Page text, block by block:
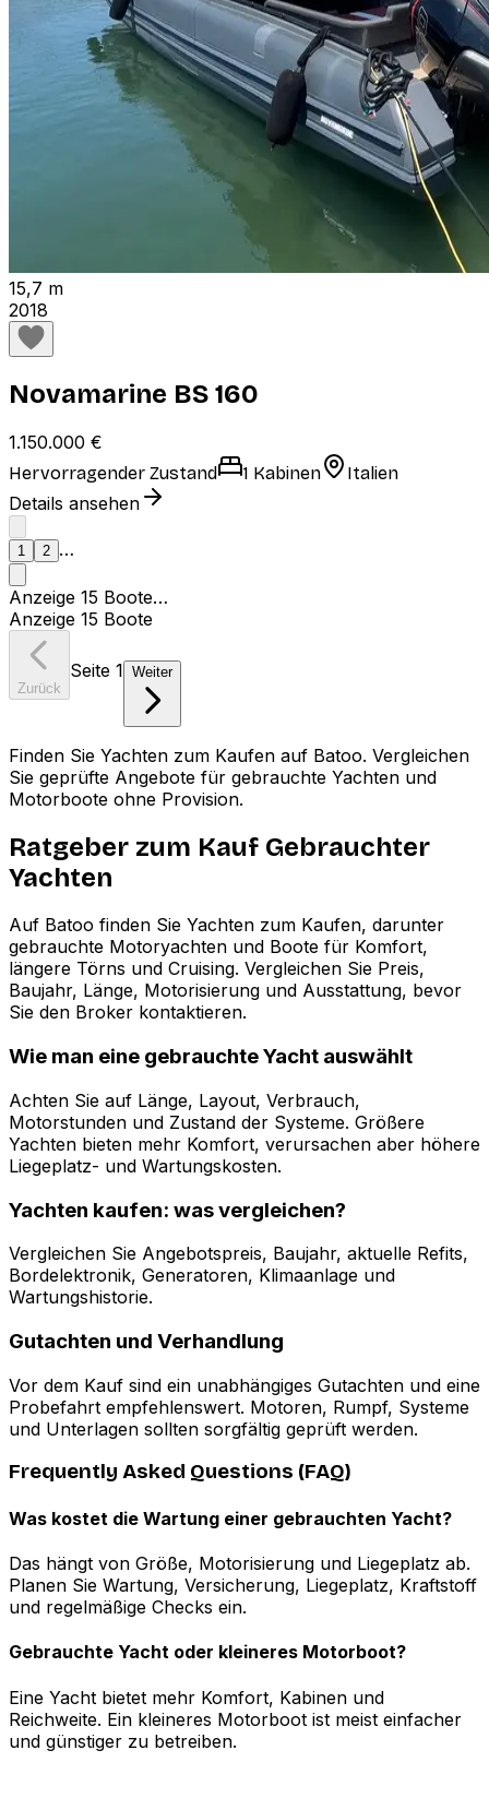
15,7 m
2018
Novamarine BS 160
1.150.000 €
Hervorragender Zustand 1 Kabinen Italien
Details ansehen
12Weiter
1 2 …
Anzeige 15 Boote…
Anzeige 15 Boote
Zurück
Seite 1 Weiter
Finden Sie Yachten zum Kaufen auf Batoo. Vergleichen
Sie geprüfte Angebote für gebrauchte Yachten und
Motorboote ohne Provision.
Ratgeber zum Kauf Gebrauchter
Yachten
Auf Batoo finden Sie Yachten zum Kaufen, darunter
gebrauchte Motoryachten und Boote für Komfort,
längere Törns und Cruising. Vergleichen Sie Preis,
Baujahr, Länge, Motorisierung und Ausstattung, bevor
Sie den Broker kontaktieren.
Wie man eine gebrauchte Yacht auswählt
Achten Sie auf Länge, Layout, Verbrauch,
Motorstunden und Zustand der Systeme. Größere
Yachten bieten mehr Komfort, verursachen aber höhere
Liegeplatz- und Wartungskosten.
Yachten kaufen: was vergleichen?
Vergleichen Sie Angebotspreis, Baujahr, aktuelle Refits,
Bordelektronik, Generatoren, Klimaanlage und
Wartungshistorie.
Gutachten und Verhandlung
Vor dem Kauf sind ein unabhängiges Gutachten und eine
Probefahrt empfehlenswert. Motoren, Rumpf, Systeme
und Unterlagen sollten sorgfältig geprüft werden.
Frequently Asked Questions (FAQ)
Was kostet die Wartung einer gebrauchten Yacht?
Das hängt von Größe, Motorisierung und Liegeplatz ab.
Planen Sie Wartung, Versicherung, Liegeplatz, Kraftstoff
und regelmäßige Checks ein.
Gebrauchte Yacht oder kleineres Motorboot?
Eine Yacht bietet mehr Komfort, Kabinen und
Reichweite. Ein kleineres Motorboot ist meist einfacher
und günstiger zu betreiben.